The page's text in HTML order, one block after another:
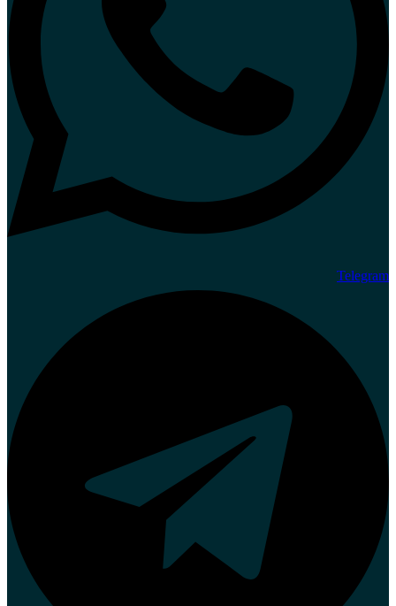
Telegram